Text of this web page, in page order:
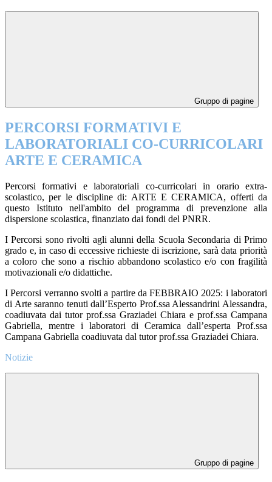
Gruppo di pagine
PERCORSI FORMATIVI E
LABORATORIALI CO-CURRICOLARI
ARTE E CERAMICA
Percorsi formativi e laboratoriali co-curricolari in orario extra-
scolastico, per le discipline di: ARTE E CERAMICA, offerti da
questo Istituto nell'ambito del programma di prevenzione alla
dispersione scolastica, finanziato dai fondi del PNRR.
I Percorsi sono rivolti agli alunni della Scuola Secondaria di Primo
grado e, in caso di eccessive richieste di iscrizione, sarà data priorità
a coloro che sono a rischio abbandono scolastico e/o con fragilità
motivazionali e/o didattiche.
I Percorsi verranno svolti a partire da FEBBRAIO 2025: i laboratori
di Arte saranno tenuti dall’Esperto Prof.ssa Alessandrini Alessandra,
coadiuvata dai tutor prof.ssa Graziadei Chiara e prof.ssa Campana
Gabriella, mentre i laboratori di Ceramica dall’esperta Prof.ssa
Campana Gabriella coadiuvata dal tutor prof.ssa Graziadei Chiara.
Notizie
Gruppo di pagine